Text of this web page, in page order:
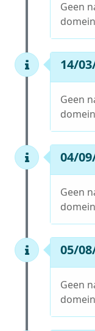
Geen
14/
Geen
04/
Geen
05/
Geen